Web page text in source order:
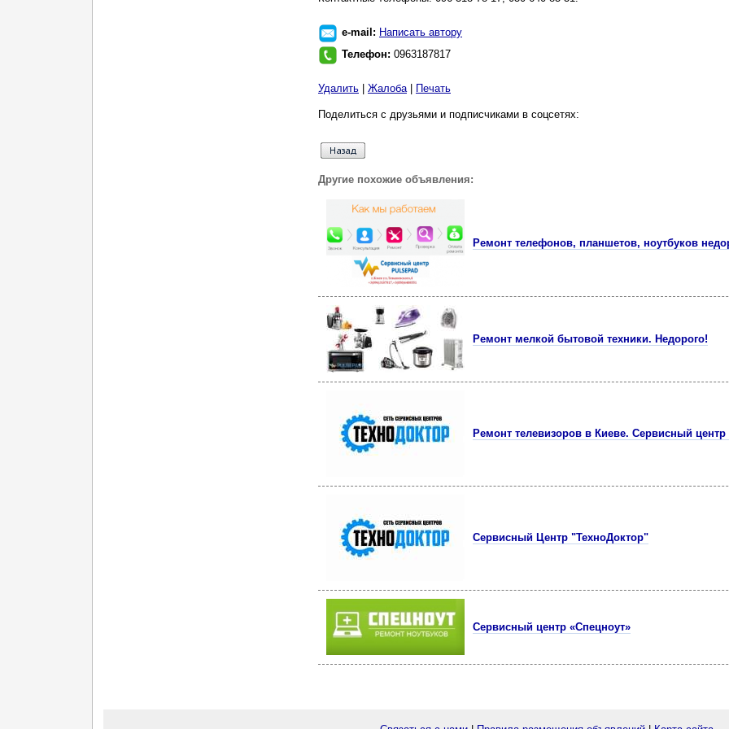
e-mail: Написать автору
Телефон: 0963187817
Удалить Жалоба| Печать
Поделиться с друзьями и подписчиками в соцсетях:
Другие похожие объявления:
Ремонт телефонов, планшетов, ноутбуков
Ремонт мелкой бытовой техники. Недорого!
Ремонт телевизоров в Киеве. Сервисный центр
Сервисный Центр "ТехноДоктор"
Сервисный центр «Спецноут»